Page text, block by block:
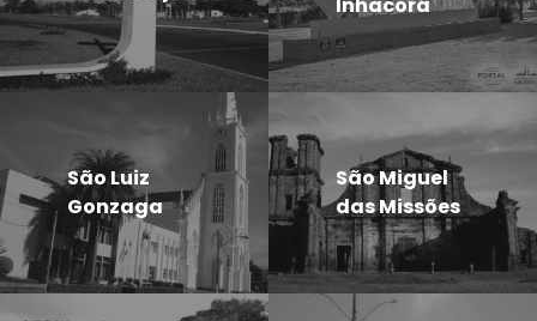
São Luiz
Gonzaga
São Miguel
das Missões